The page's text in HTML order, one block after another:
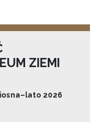
ZIEMI
2026